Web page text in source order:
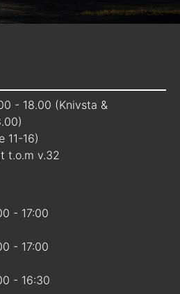
- 18.00 (Knivsta &
11-16)
t.o.m v.32
- 17:00
- 17:00
- 16:30